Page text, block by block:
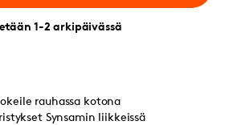
1-2 arkipäivässä
rauhassa kotona
Synsamin liikkeissä